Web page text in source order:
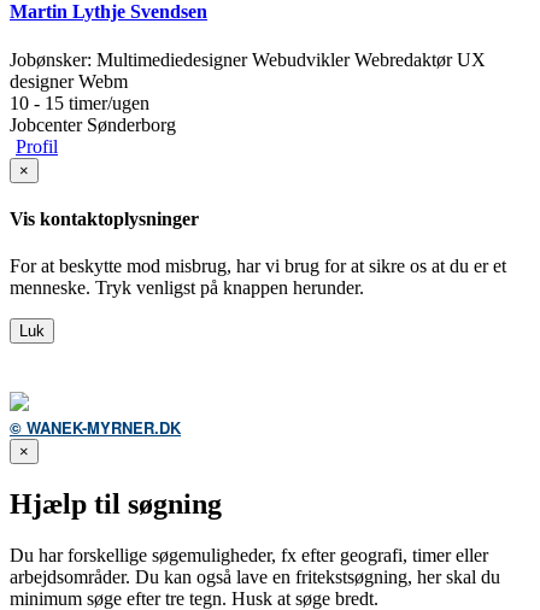
Martin Lythje Svendsen
Jobønsker: Multimediedesigner Webudvikler Webredaktør UX
designer Webm
10 - 15 timer/ugen
Jobcenter Sønderborg
Profil
×
Vis kontaktoplysninger
For at beskytte mod misbrug, har vi brug for at sikre os at du er et
menneske. Tryk venligst på knappen herunder.
Luk
© WANEK-MYRNER.DK
×
Hjælp til søgning
Du har forskellige søgemuligheder, fx efter geografi, timer eller
arbejdsområder. Du kan også lave en fritekstsøgning, her skal du
minimum søge efter tre tegn. Husk at søge bredt.